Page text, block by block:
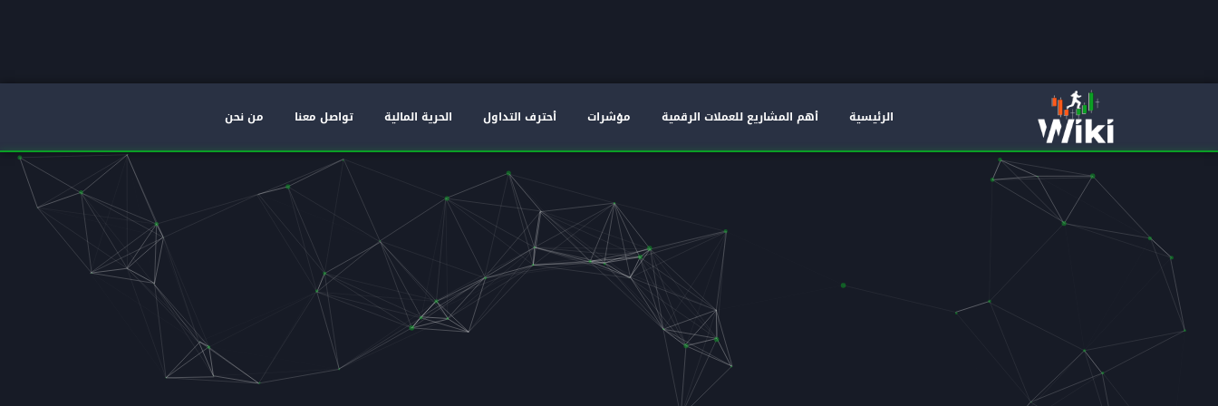
الرئيسية أهم المشاريع للعملات الرقمية مؤشرات أحترف التداول الحرية المالية تواصل معنا من نحن